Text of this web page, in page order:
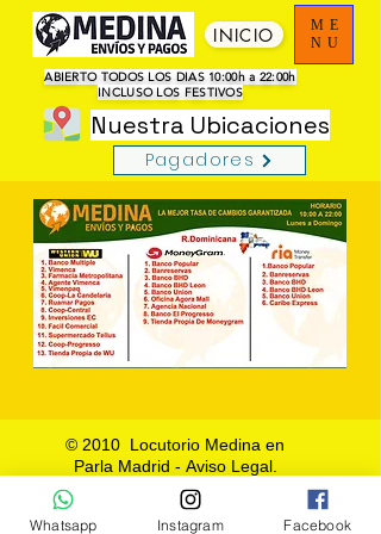
ME
NU
ABIERTO TODOS LOS DIAS 10:00h a 22:00h
INCLUSO LOS FESTIVOS
Nuestra Ubicaciones
INICIO
Pagadores
© 2010 Locutorio Medina en
Parla Madrid - Aviso Legal.
Whatsapp Instagram Facebook